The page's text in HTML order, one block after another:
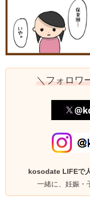
＼フォロワ
kosodate LIFEで
一緒に、妊娠・